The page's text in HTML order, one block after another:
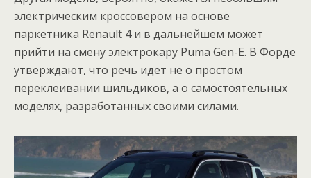
электрическим кроссовером на основе
паркетника Renault 4 и в дальнейшем может
прийти на смену электрокару Puma Gen-E. В Форде
утверждают, что речь идет не о простом
переклеивании шильдиков, а о самостоятельных
моделях, разработанных своими силами.